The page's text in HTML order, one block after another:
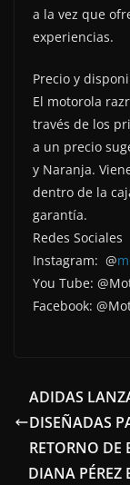
a la vez que
experiencias.
Precio y
El motorola
través de los
a un precio
y Naranja.
dentro de la
garantía.
Redes Sociales
Instagram: @
You Tube:
Facebook:
ADIDAS
DISEÑADAS
RETORNO DE
DIANA PÉREZ